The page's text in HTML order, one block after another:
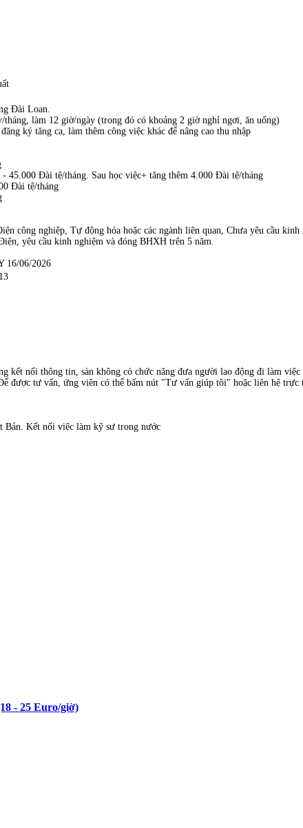
Đài Loan.
tháng, làm 12 giờ/ngày (trong đó có khoảng 2 giờ nghỉ ngơi, ăn uống)
ký tăng ca, làm thêm công việc khác để nâng cao thu nhập
45.000 Đài tệ/tháng. Sau học việc+ tăng thêm 4.000 Đài tệ/tháng
Đài tệ/tháng
công nghiệp, Tự động hóa hoặc các ngành liên quan, Chưa yêu cầu
yêu cầu kinh nghiệm và đóng BHXH trên 5 năm.
16/06/2026
kết nối thông tin, sàn không có chức năng đưa người lao động đi làm
được tư vấn, ứng viên có thể bấm nút "Tư vấn giúp tôi" hoặc liên hệ trực
Kết nối việc làm kỹ sư trong nước
- 25 Euro/giờ)